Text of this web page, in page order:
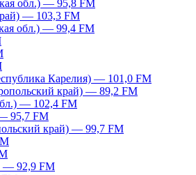
обл.) — 95,8 FM
— 103,3 FM
обл.) — 99,4 FM
Карелия) — 101,0 FM
край) — 89,2 FM
— 102,4 FM
95,7 FM
край) — 99,7 FM
— 92,9 FM